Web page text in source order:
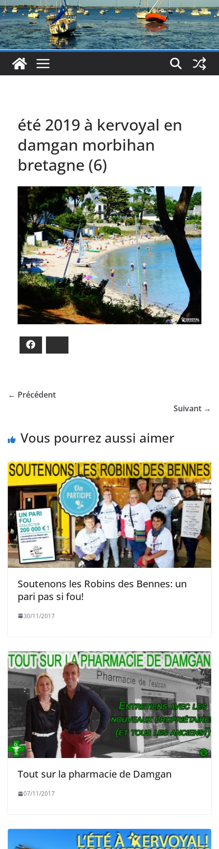
été 2019 à kervoyal en
damgan morbihan
bretagne (6)
← Précédent
Suivant →
Vous pourrez aussi aimer
Soutenons les Robins des Bennes: un
pari pas si fou!
30/11/2017
Tout sur la pharmacie de Damgan
07/11/2017